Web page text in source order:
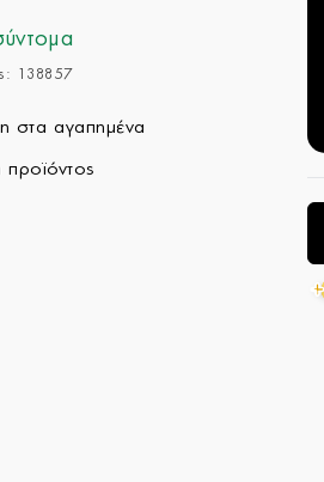
138857
στα αγαπημένα
προϊόντος